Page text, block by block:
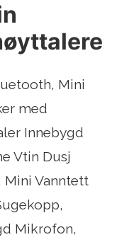
Mini
med
Innebygd
Vtin Dusj
Vanntett
Mikrofon,